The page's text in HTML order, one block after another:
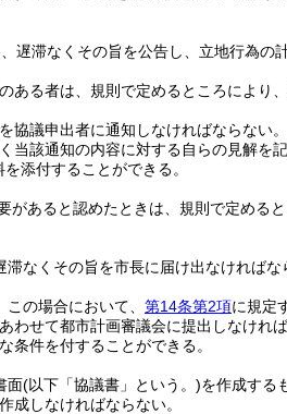
遅滞なくその旨を公告し、立地行為の
ある者は、規則で定めるところにより
議申出者に通知しなければならない。
当該通知の内容に対する自らの見解を
添付することができる。
があると認めたときは、規則で定める
なくその旨を市長に届け出なければな
この場合において、 第14条第2項に規定
わせて都市計画審議会に提出しなければ
条件を付することができる。
面(以下「協議書」という。)を作成する
成しなければならない。